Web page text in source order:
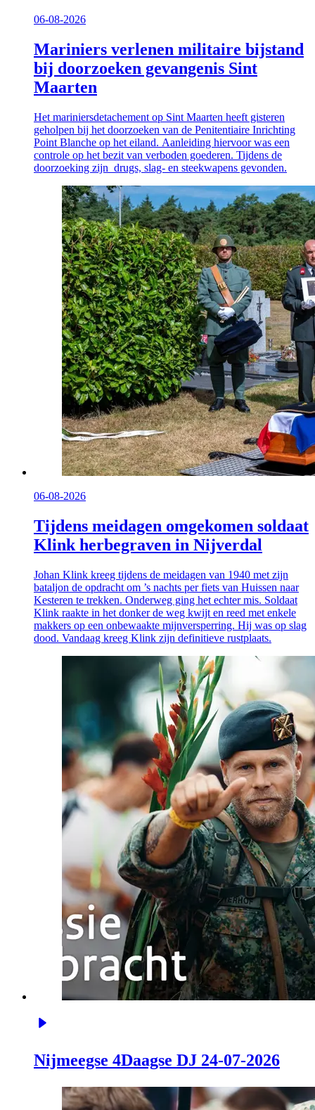
06-08-2026
Mariniers verlenen militaire bijstand
bij doorzoeken gevangenis Sint
Maarten
Het mariniersdetachement op Sint Maarten heeft gisteren
geholpen bij het doorzoeken van de Penitentiaire Inrichting
Point Blanche op het eiland. Aanleiding hiervoor was een
controle op het bezit van verboden goederen. Tijdens de
doorzoeking zijn drugs, slag- en steekwapens gevonden.
06-08-2026
Tijdens meidagen omgekomen soldaat
Klink herbegraven in Nijverdal
Johan Klink kreeg tijdens de meidagen van 1940 met zijn
bataljon de opdracht om ’s nachts per fiets van Huissen naar
Kesteren te trekken. Onderweg ging het echter mis. Soldaat
Klink raakte in het donker de weg kwijt en reed met enkele
makkers op een onbewaakte mijnversperring. Hij was op slag
dood. Vandaag kreeg Klink zijn definitieve rustplaats.
Nijmeegse 4Daagse DJ 24-07-2026